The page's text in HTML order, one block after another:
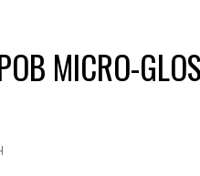
MICRO-